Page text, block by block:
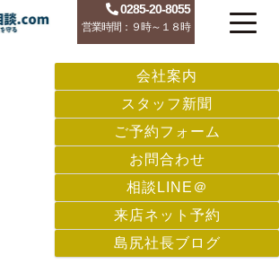
0285-20-8055
営業時間：９時～１８時
会社案内
スタッフ新聞
ご予約フォーム
お問合わせ
相談LINE＠
来店ネット予約
島尻社長ブログ